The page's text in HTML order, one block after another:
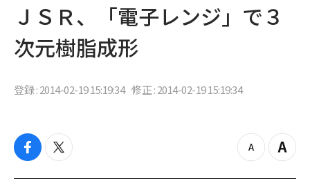
ＪＳＲ、「電子レンジ」で３
次元樹脂成形
登録 : 2014-02-19 15:19:34 修正 : 2014-02-19 15:19:34
f
c
t
i
z
o
Z
o